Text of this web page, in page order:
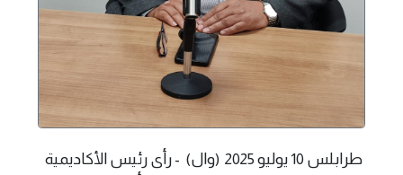
طرابلس 10 يوليو 2025 (وال) - رأى رئيس الأكاديمية